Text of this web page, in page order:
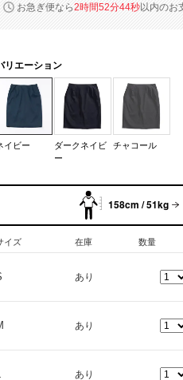
お急ぎ便なら2時間52分43秒以内のお
リエーション
イビー
ダークネイビ
ー
チャコール
158cm / 51kg
イズ 在庫 数量
あり
あり
あり